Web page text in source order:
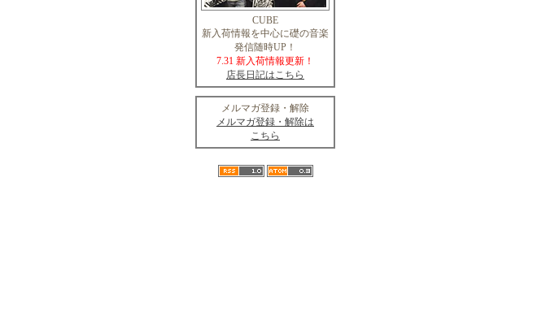
CUBE
新入荷情報を中心に礎の音楽
発信随時UP！
7.31 新入荷情報更新！
店長日記はこちら
メルマガ登録・解除
メルマガ登録・解除は
こちら